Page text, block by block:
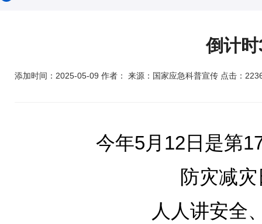
倒计
添加时间：2025-05-09 作者： 来源：国家应急科普宣传 点击：
今年5月12日是第
防灾减
人人讲安全